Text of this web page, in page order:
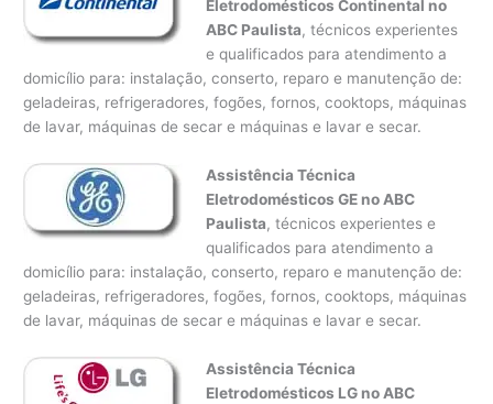
Eletrodomésticos Continental no
ABC Paulista, técnicos experientes
e qualificados para atendimento a
domicílio para: instalação, conserto, reparo e manutenção de:
geladeiras, refrigeradores, fogões, fornos, cooktops, máquinas
de lavar, máquinas de secar e máquinas e lavar e secar.
Assistência Técnica
Eletrodomésticos GE no ABC
Paulista, técnicos experientes e
qualificados para atendimento a
domicílio para: instalação, conserto, reparo e manutenção de:
geladeiras, refrigeradores, fogões, fornos, cooktops, máquinas
de lavar, máquinas de secar e máquinas e lavar e secar.
Assistência Técnica
Eletrodomésticos LG no ABC